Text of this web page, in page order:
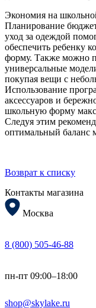
Экономия на
Планирование
уход за одеждой
обеспечить ребенку
форму. Также можно
универсальные
покупая вещи с
Использование
аксессуаров и
школьную форму
Следуя этим
оптимальный баланс
Возврат к списку
Контакты магазина
Москва
8 (800) 505-46-88
пн-пт 09:00–18:00
shop@skylake.ru